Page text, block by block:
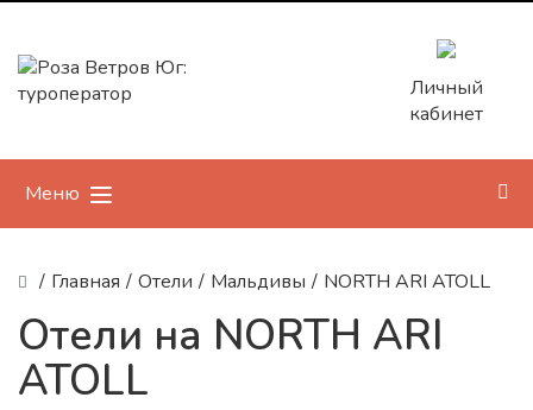
Личный
кабинет
Меню
/ Главная / Отели / Мальдивы / NORTH ARI ATOLL
Отели на NORTH ARI
ATOLL